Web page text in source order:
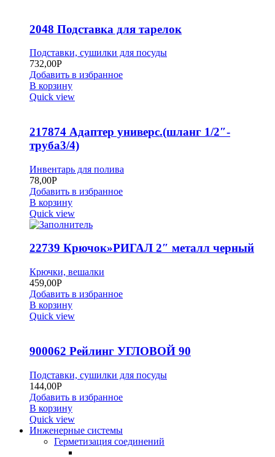
2048 Подставка для тарелок
Подставки, сушилки для посуды
732,00Р
Добавить в избранное
В корзину
Quick view
217874 Адаптер универс.(шланг 1/2″-
труба3/4)
Инвентарь для полива
78,00Р
Добавить в избранное
В корзину
Quick view
22739 Крючок»РИГАЛ 2″ металл черный
Крючки, вешалки
459,00Р
Добавить в избранное
В корзину
Quick view
900062 Рейлинг УГЛОВОЙ 90
Подставки, сушилки для посуды
144,00Р
Добавить в избранное
В корзину
Quick view
Инженерные системы
Герметизация соединений